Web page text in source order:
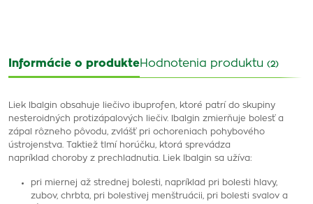
Informácie o produkteHodnotenia produktu (2)
Liek Ibalgin obsahuje liečivo ibuprofen, ktoré patrí do skupiny
nesteroidných protizápalových liečiv. Ibalgin zmierňuje bolesť a
zápal rôzneho pôvodu, zvlášť pri ochoreniach pohybového
ústrojenstva. Taktiež tlmí horúčku, ktorá sprevádza
napríklad choroby z prechladnutia. Liek Ibalgin sa užíva:
pri miernej až strednej bolesti, napríklad pri bolesti hlavy,
zubov, chrbta, pri bolestivej menštruácii, pri bolesti svalov a